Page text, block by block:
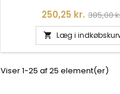
Pris
250,25 kr. 385,00
 Læg i
Viser 1-25 af 25 element(er)